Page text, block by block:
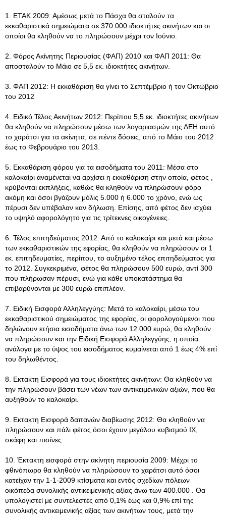
1. ΕΤΑΚ 2009: Αμέσως μετά το Πάσχα θα σταλούν τα
εκκαθαριστικά σημειώματα σε 370.000 ιδιοκτήτες ακινήτων και οι
οποίοι θα κληθούν να το πληρώσουν μέχρι τον Ιούνιο.
2. Φόρος Ακίνητης Περιουσίας (ΦΑΠ) 2010 και ΦΑΠ 2011: Θα
αποσταλούν το Μάιο σε 5,5 εκ. ιδιοκτήτες ακινήτων.
3. ΦΑΠ 2012: Η εκκαθάριση θα γίνει το Σεπτέμβριο ή τον Οκτώβριο
του 2012
4. Ειδικό Τέλος Ακινήτων 2012: Περίπου 5,5 εκ. ιδιοκτήτες ακινήτων
θα κληθούν να πληρώσουν μέσω των λογαριασμών της ΔΕΗ αυτό
το χαράτσι για τα ακίνητα, σε πέντε δόσεις, από το Μάιο του 2012
έως το Φεβρουάριο του 2013.
5. Εκκαθάριση φόρου για τα εισοδήματα του 2011: Μέσα στο
καλοκαίρι αναμένεται να αρχίσει η εκκαθάριση στην οποία, φέτος ,
κρύβονται εκπλήξεις, καθώς θα κληθούν να πληρώσουν φόρο
ακόμη και όσοι βγάζουν μόλις 5.000 ή 6.000 το χρόνο, ενώ ως
πέρυσι δεν υπέβαλαν καν δήλωση. Επίσης, από φέτος δεν ισχύει
το υψηλό αφορολόγητο για τις τρίτεκνες οικογένειες.
6. Τέλος επιτηδεύματος 2012: Από το καλοκαίρι και μετά και μέσω
των εκκαθαριστικών της εφορίας, θα κληθούν να πληρώσουν οι 1
εκ. επιτηδευματίες, περίπου, το αυξημένο τέλος επιτηδεύματος για
το 2012. Συγκεκριμένα, φέτος θα πληρώσουν 500 ευρώ, αντί 300
που πλήρωσαν πέρυσι, ενώ για κάθε υποκατάστημα θα
επιβαρύνονται με 300 ευρώ επιπλέον.
7. Ειδική Εισφορά Αλληλεγγύης: Μετά το καλοκαίρι, μέσω του
εκκαθαριστικού σημειώματος της εφορίας, οι φορολογούμενοι που
δηλώνουν ετήσια εισοδήματα άνω των 12.000 ευρώ, θα κληθούν
να πληρώσουν και την Ειδική Εισφορά Αλληλεγγύης, η οποία
ανάλογα με το ύψος του εισοδήματος κυμαίνεται από 1 έως 4% επί
του δηλωθέντος.
8. Εκτακτη Εισφορά για τους ιδιοκτήτες ακινήτων: Θα κληθούν να
την πληρώσουν βάσει των νέων των αντικειμενικών αξιών, που θα
αυξηθούν το καλοκαίρι.
9. Εκτακτη Εισφορά δαπανών διαβίωσης 2012: Θα κληθούν να
πληρώσουν και πάλι φέτος όσοι έχουν μεγάλου κυβισμού ΙΧ,
σκάφη και πισίνες.
10. Έκτακτη εισφορά στην ακίνητη περιουσία 2009: Μέχρι το
φθινόπωρο θα κληθούν να πληρώσουν το χαράτσι αυτό όσοι
κατείχαν την 1-1-2009 κτίσματα και εντός σχεδίων πόλεων
οικόπεδα συνολικής αντικειμενικής αξίας άνω των 400.000 . Θα
υπολογιστεί με συντελεστές από 0,1% έως και 0,9% επί της
συνολικής αντικειμενικής αξίας των ακινήτων τους, μετά την